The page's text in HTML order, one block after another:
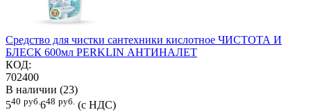
Средство для чистки сантехники кислотное ЧИСТОТА И
БЛЕСК 600мл PERKLIN АНТИНАЛЕТ
КОД:
702400
В наличии (23)
540 руб. 648 руб. (с НДС)